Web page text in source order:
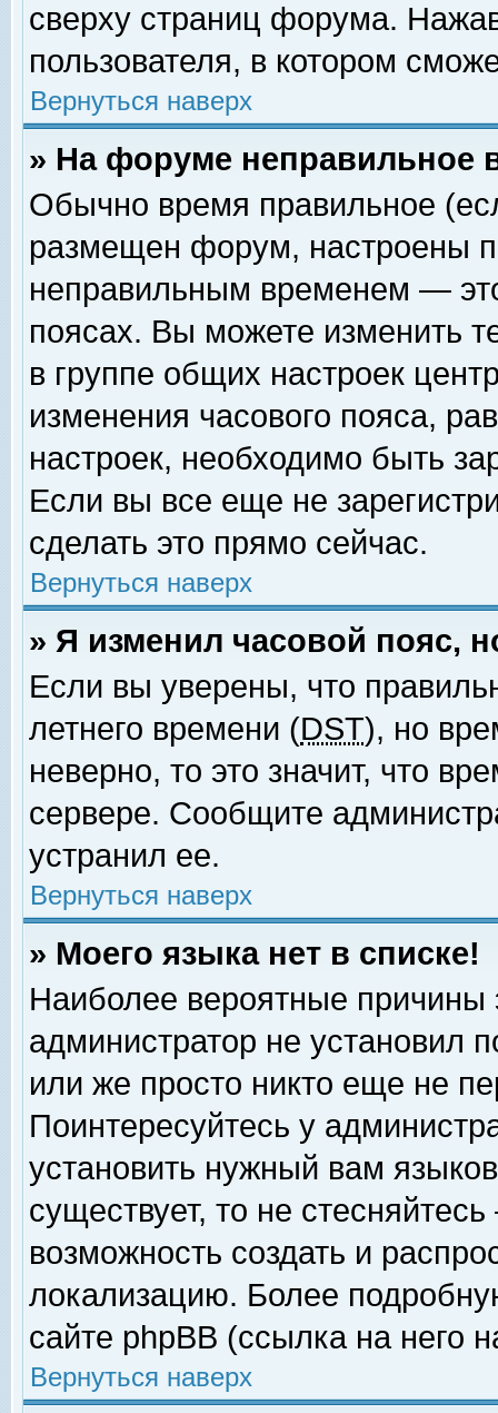
сверху страниц форума.
пользователя, в котором
Вернуться наверх
» На форуме неправильное
Обычно время правильное
размещен форум, настроены
неправильным временем —
поясах. Вы можете изменить
в группе общих настроек
изменения часового пояса,
настроек, необходимо быть
Если вы все еще не
сделать это прямо сейчас.
Вернуться наверх
» Я изменил часовой пояс,
Если вы уверены, что
летнего времени (DST), но
неверно, то это значит, что
сервере. Сообщите
устранил ее.
Вернуться наверх
» Моего языка нет в списке!
Наиболее вероятные причины
администратор не установил
или же просто никто еще не
Поинтересуйтесь у
установить нужный вам
существует, то не
возможность создать и
локализацию. Более
сайте phpBB (ссылка на него
Вернуться наверх